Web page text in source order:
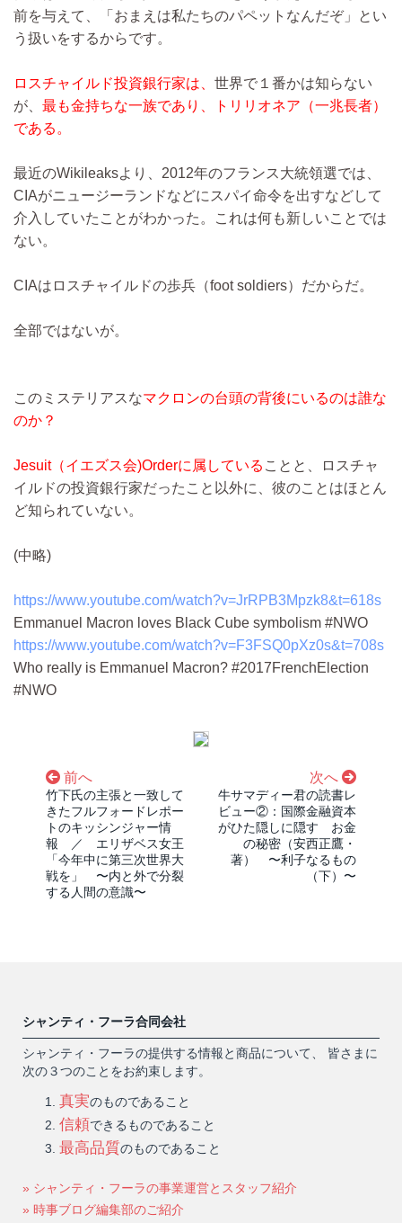
前を与えて、「おまえは私たちのパペットなんだぞ」とい
う扱いをするからです。
ロスチャイルド投資銀行家は、 世界で１番かは知らない
が、 最も金持ちな一族であり、トリリオネア（一兆長者）
である。
最近のWikileaksより、2012年のフランス大統領選では、
CIAがニュージーランドなどにスパイ命令を出すなどして
介入していたことがわかった。これは何も新しいことでは
ない。
CIAはロスチャイルドの歩兵（foot soldiers）だからだ。
全部ではないが。
このミステリアスなマクロンの台頭の背後にいるのは誰な
のか？
Jesuit（イエズス会)Orderに属している ことと、ロスチャ
イルドの投資銀行家だったこと以外に、彼のことはほとん
ど知られていない。
(中略)
https://www.youtube.com/watch?v=JrRPB3Mpzk8&t=618s
Emmanuel Macron loves Black Cube symbolism #NWO
https://www.youtube.com/watch?v=F3FSQ0pXz0s&t=708s
Who really is Emmanuel Macron? #2017FrenchElection
#NWO
前へ
竹下氏の主張と一致して
きたフルフォードレポー
トのキッシンジャー情
報 ／ エリザベス女王
「今年中に第三次世界大
戦を」 〜内と外で分裂
する人間の意識〜
次へ
牛サマディー君の読書レ
ビュー②：国際金融資本
がひた隠しに隠す お金
の秘密（安西正鷹・
著） 〜利子なるもの
（下）〜
シャンティ・フーラ合同会社
シャンティ・フーラの提供する情報と商品について、 皆さまに
次の３つのことをお約束します。
真実のものであること
信頼できるものであること
最高品質のものであること
» シャンティ・フーラの事業運営とスタッフ紹介
» 時事ブログ編集部のご紹介